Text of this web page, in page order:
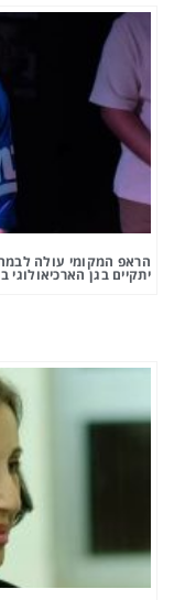
הראפ המקומי עולה
יתקיים בגן הארכיאולוגי